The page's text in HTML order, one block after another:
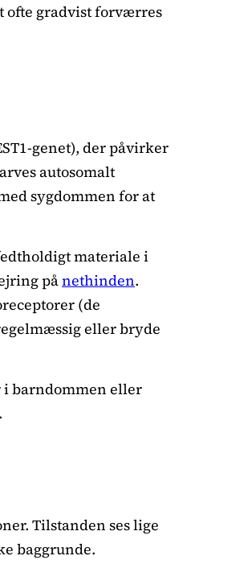
ofte gradvist forværres
genet), der påvirker
autosomalt
sygdommen for at
materiale i
pånethinden.
(de
eller bryde
i barndommen eller
Tilstanden ses lige
baggrunde.